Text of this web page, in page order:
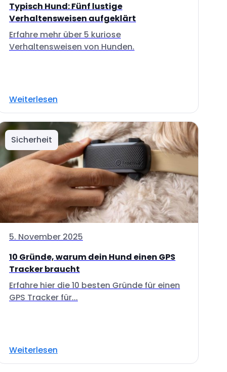
Typisch Hund: Fünf lustige
Verhaltensweisen aufgeklärt
Erfahre mehr über 5 kuriose
Verhaltensweisen von Hunden.
Weiterlesen
Sicherheit
5. November 2025
10 Gründe, warum dein Hund einen GPS
Tracker braucht
Erfahre hier die 10 besten Gründe für einen
GPS Tracker für...
Weiterlesen